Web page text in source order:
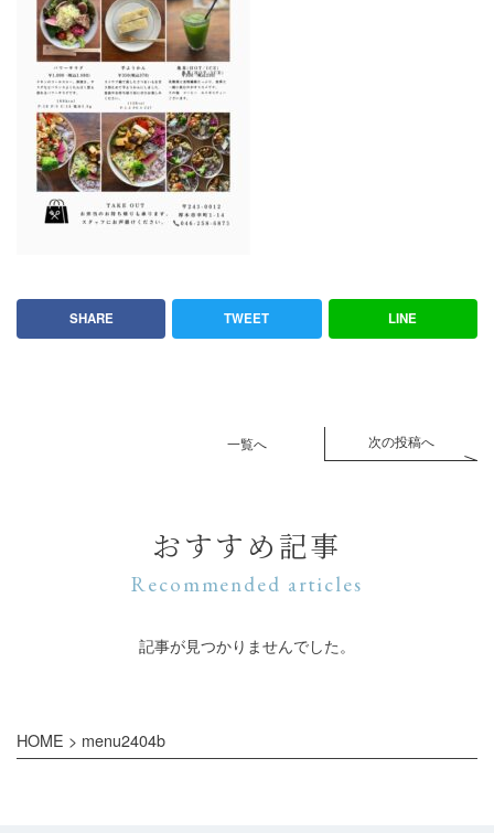
SHARE TWEET LINE
一覧へ 次の投稿へ
おすすめ記事
Recommended articles
記事が見つかりませんでした。
HOME > menu2404b